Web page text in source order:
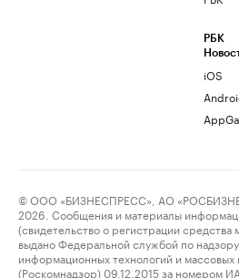
РБК
iOS
© ООО «БИЗНЕСПРЕСС», АО
2026. Сообщения и материалы
(свидетельство о регистрации
выдано Федеральной службой по
информационных технологий и массовых
(Роскомнадзор) 09.12.2015 за номером